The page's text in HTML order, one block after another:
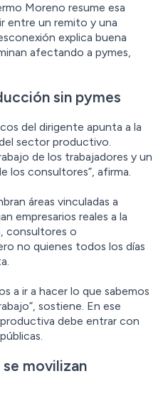
Moreno resume esa
entre un remito y una
explica buena
afectando a pymes,
sin pymes
del dirigente apunta a la
sector productivo.
de los trabajadores y un
los consultores”, afirma.
áreas vinculadas a
empresarios reales a la
consultores o
no quienes todos los días
a ir a hacer lo que sabemos
sostiene. En ese
debe entrar con
movilizan